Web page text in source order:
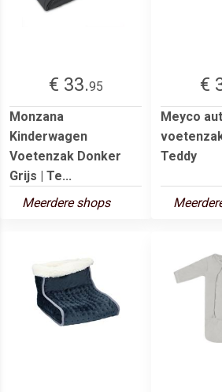
€ 33.95
Monzana
Kinderwagen
Voetenzak Donker
Grijs | Te...
Meerdere shops
€
Meyco
Teddy